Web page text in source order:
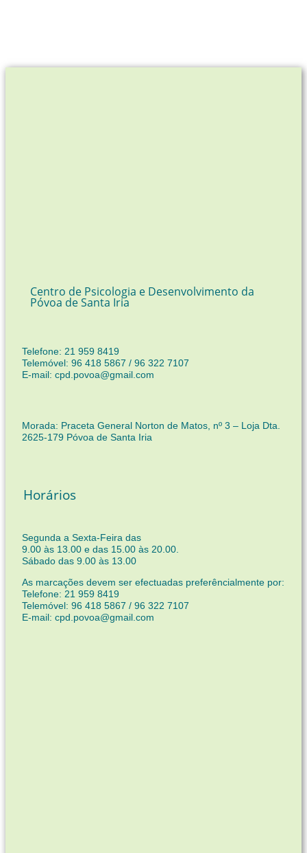
Centro de Psicologia e Desenvolvimento da
Póvoa de Santa Iria
Telefone: 21 959 8419
Telemóvel: 96 418 5867 / 96 322 7107
E-mail: cpd.povoa@gmail.com
Morada: Praceta General Norton de Matos, nº 3 – Loja Dta.
2625-179 Póvoa de Santa Iria
Horários
Segunda a Sexta-Feira das
9.00 às 13.00 e das 15.00 às 20.00.
Sábado das 9.00 às 13.00
As marcações devem ser efectuadas preferêncialmente por:
Telefone: 21 959 8419
Telemóvel: 96 418 5867 / 96 322 7107
E-mail: cpd.povoa@gmail.com